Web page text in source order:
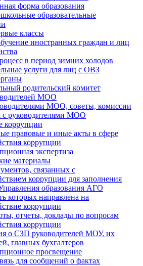
форма образования
образовательные
классы
иностранных граждан и лиц
в период зимних холодов
услуги для лиц с ОВЗ
родительский комитет
МОО
МОО, советы, комиссии
с руководителями МОО
коррупции
правовые и иные акты в сфере
коррупции
экспертиза
материалы
связанных с
коррупции для заполнения
образования АГО
которых направлена на
коррупции
отчеты, доклады по вопросам
коррупции
о СЗП руководителей МОУ, их
главных бухгалтеров
просвещение
для сообщений о фактах